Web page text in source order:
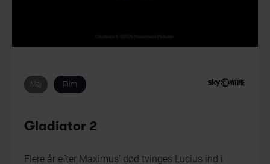
Maj Film
Gladiator 2
Flere år efter Maximus’ død tvinges Lucius ind i